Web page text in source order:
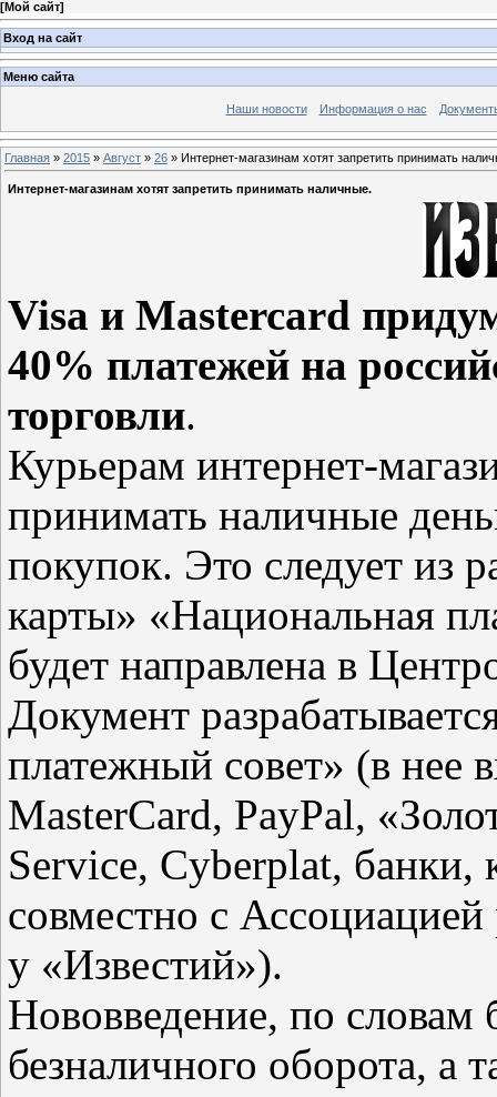
[Мой сайт]
Вход на сайт
Меню сайта
Наши новости Информация о нас
Главная » 2015 » Август » 26 » Интернет-магазинам хотят запретить принимать
Интернет-магазинам хотят запретить принимать наличные.
Visa и Mastercard
40% платежей на
торговли.
Курьерам интернет-
принимать наличные
покупок. Это следует из
карты» «Национальная
будет направлена в
Документ
платежный совет» (в нее
MasterСard, PayPal,
Service, Cyberplat,
совместно с
у «Известий»).
Нововведение, по словам
безналичного оборота, а